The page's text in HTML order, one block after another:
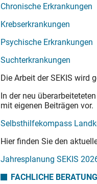
Chronische Erkrankungen
Krebserkrankungen
Psychische Erkrankungen
Suchterkrankungen
Die Arbeit der SEKIS wird
In der neu
mit eigenen Beiträgen vor.
Selbsthilfekompass
Hier finden Sie den
Jahresplanung SEKIS
FACHLICHE